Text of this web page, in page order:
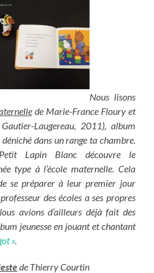
Nous lisons
de Marie-France Floury et
Laugereau, 2011), album
déniché dans un range ta chambre.
Lapin Blanc découvre le
type à l’école maternelle. Cela
se préparer à leur premier jour
des écoles a ses propres
avions d’ailleurs déjà fait des
jeunesse en jouant et chantant
».
de Thierry Courtin